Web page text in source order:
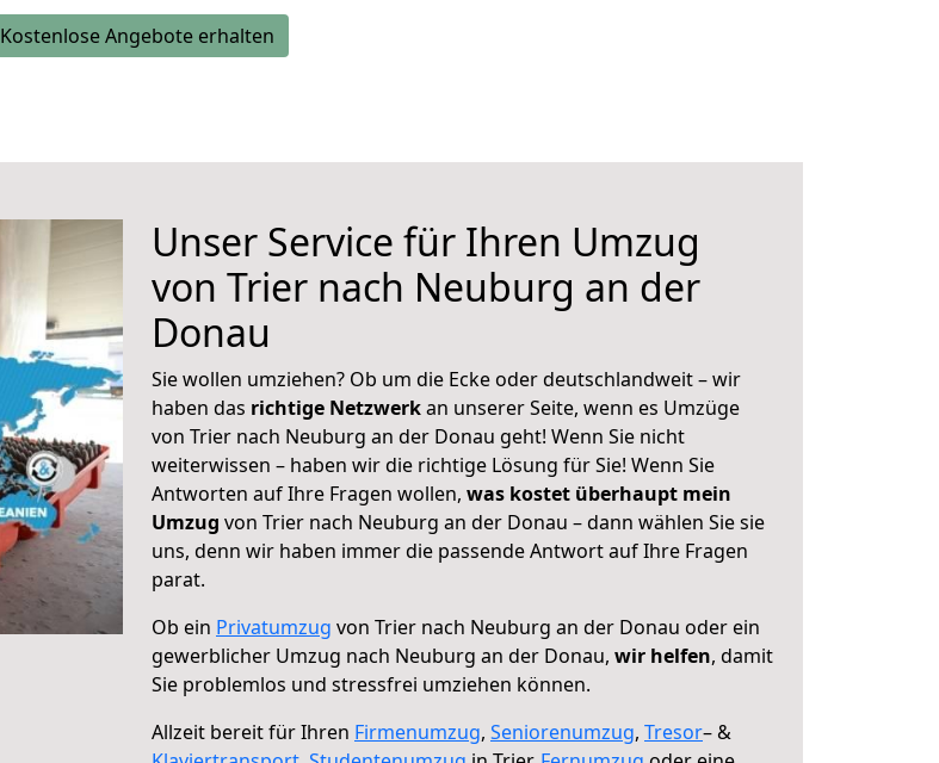
Kostenlose Angebote erhalten
Unser Service für Ihren Umzug
von Trier nach Neuburg an der
Donau
Sie wollen umziehen? Ob um die Ecke oder deutschlandweit – wir
haben das richtige Netzwerkan unserer Seite, wenn es Umzüge
von Trier nach Neuburg an der Donau geht! Wenn Sie nicht
weiterwissen – haben wir die richtige Lösung für Sie! Wenn Sie
Antworten auf Ihre Fragen wollen, was kostet überhaupt mein
Umzug von Trier nach Neuburg an der Donau – dann wählen Sie sie
uns, denn wir haben immer die passende Antwort auf Ihre Fragen
parat.
Ob ein Privatumzug von Trier nach Neuburg an der Donau oder ein
gewerblicher Umzug nach Neuburg an der Donau, wir helfen, damit
Sie problemlos und stressfrei umziehen können.
Allzeit bereit für Ihren Firmenumzug, Seniorenumzug, Tresor– &